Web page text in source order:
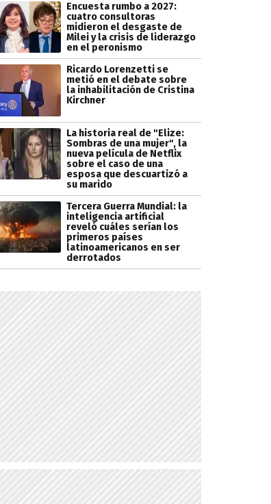
Encuesta rumbo a 2027:
cuatro consultoras
midieron el desgaste de
Milei y la crisis de liderazgo
en el peronismo
Ricardo Lorenzetti se
metió en el debate sobre
la inhabilitación de Cristina
Kirchner
La historia real de "Elize:
Sombras de una mujer", la
nueva película de Netflix
sobre el caso de una
esposa que descuartizó a
su marido
Tercera Guerra Mundial: la
inteligencia artificial
reveló cuáles serían los
primeros países
latinoamericanos en ser
derrotados